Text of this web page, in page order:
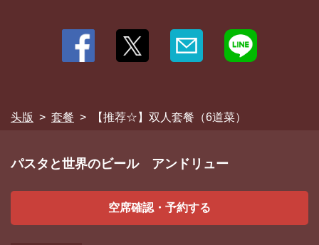
头版 套餐 【推荐☆】双人套餐（6道菜）
閉じる
パスタと世界のビール アンドリュー
空席確認・予約する